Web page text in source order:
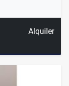
Alquiler